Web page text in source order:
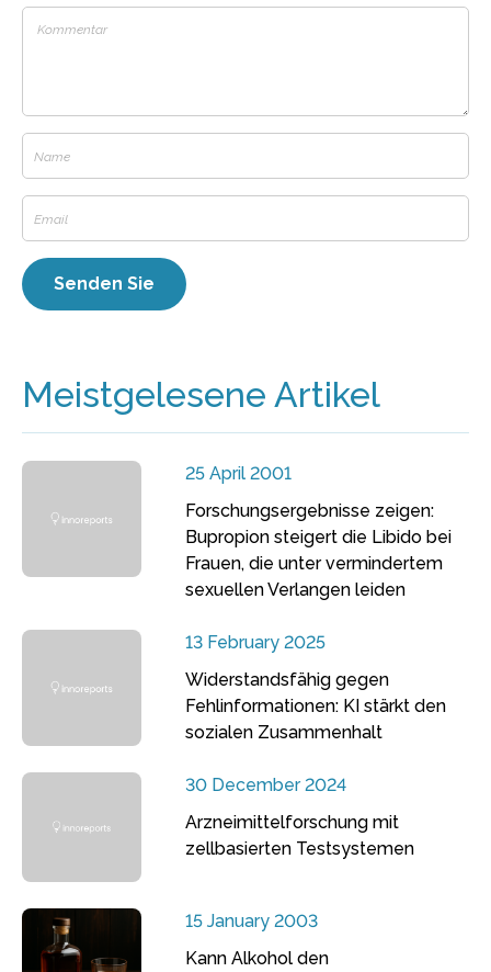
Meistgelesene Artikel
25 April 2001
Forschungsergebnisse zeigen:
Bupropion steigert die Libido bei
Frauen, die unter vermindertem
sexuellen Verlangen leiden
13 February 2025
Widerstandsfähig gegen
Fehlinformationen: KI stärkt den
sozialen Zusammenhalt
30 December 2024
Arzneimittelforschung mit
zellbasierten Testsystemen
15 January 2003
Kann Alkohol den